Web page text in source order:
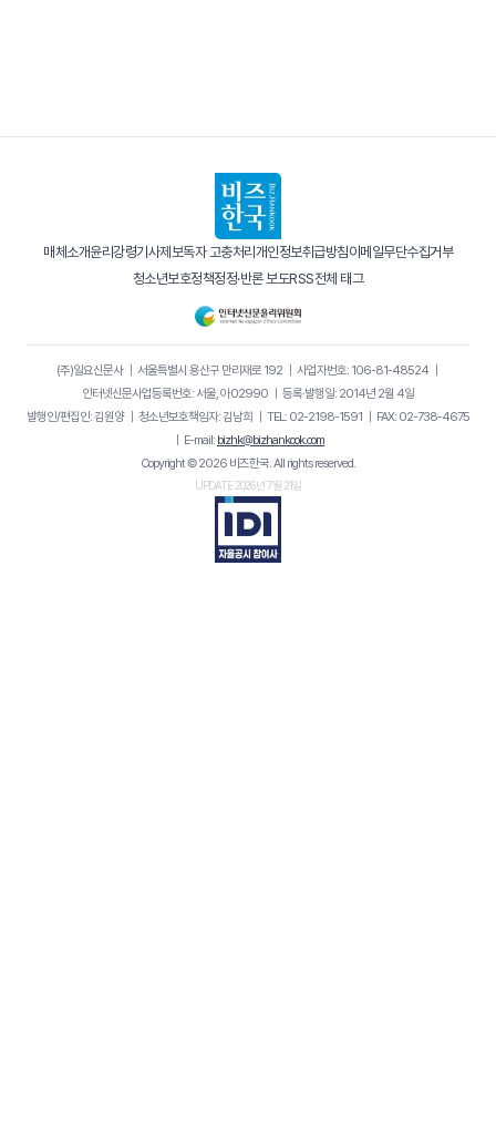
매체소개윤리강령기사제보독자 고충처리 개인정보취급방침이메일무단수집거부
청소년보호정책정정·반론 보도RSS전체 태그
(주)일요신문사｜ 서울특별시 용산구 만리재로 192｜ 사업자번호: 106-81-48524｜
인터넷신문사업등록번호: 서울, 아02990 ｜ 등록·발행일: 2014년 2월 4일
발행인/편집인: 김원양｜ 청소년보호책임자: 김남희 ｜ TEL: 02-2198-1591 ｜ FAX: 02-738-4675
｜ E-mail: bizhk@bizhankook.com
Copyright © 2026 비즈한국. All rights reserved.
UPDATE 2026년 7월 21일